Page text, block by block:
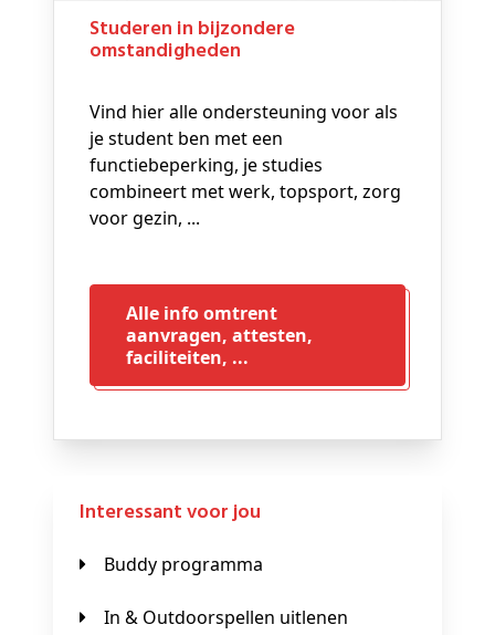
Studeren in bijzondere
omstandigheden
Vind hier alle ondersteuning voor als
je student ben met een
functiebeperking, je studies
combineert met werk, topsport, zorg
voor gezin, ...
Alle info omtrent
aanvragen, attesten,
faciliteiten, ...
Interessant voor jou
Buddy programma
In & Outdoorspellen uitlenen